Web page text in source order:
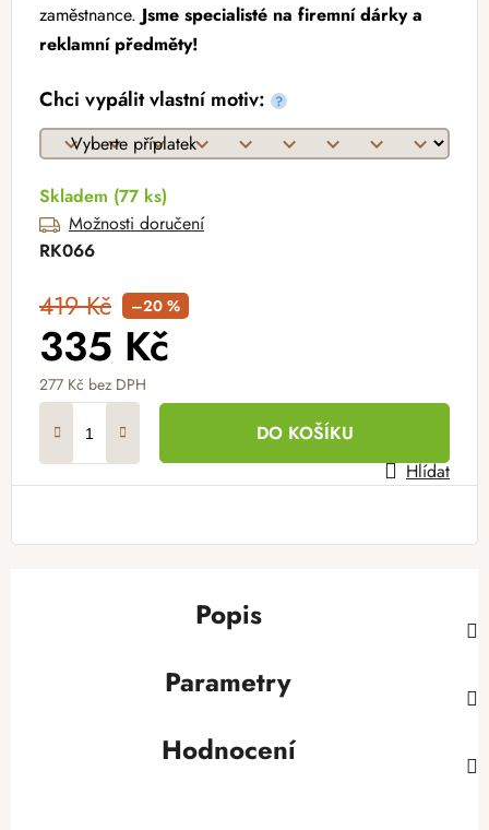
zaměstnance. Jsme specialisté na firemní dárky a
reklamní předměty!
Chci vypálit vlastní motiv: ?
Skladem (77 ks)
Možnosti doručení
RK066
419 Kč –20 %
335 Kč
277 Kč bez DPH
DO KOŠÍKU
Hlídat
Popis
Parametry
Hodnocení